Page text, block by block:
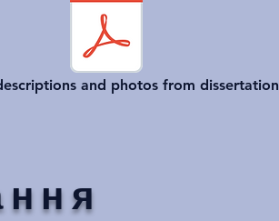
and photos from dissertation